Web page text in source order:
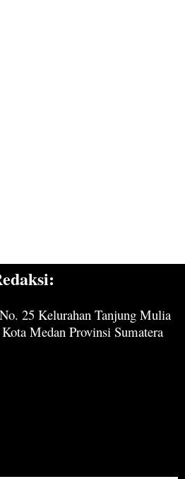
25 Kelurahan Tanjung Mulia
Medan Provinsi Sumatera